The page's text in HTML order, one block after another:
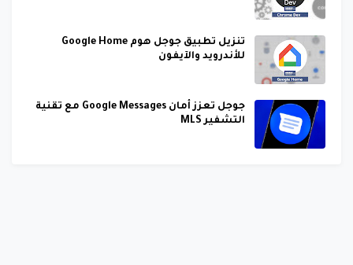
تنزيل تطبيق جوجل هوم Google Home
للأندرويد والآيفون
جوجل تعزز أمان Google Messages مع تقنية
التشفير MLS